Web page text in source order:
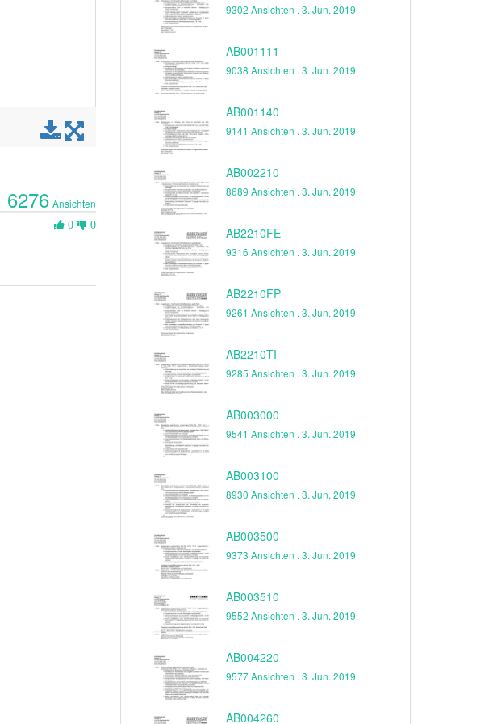
6276 Ansichten
0 0
9302 Ansichten . 3. Jun. 2019
AB001111
9038 Ansichten . 3. Jun. 2019
AB001140
9141 Ansichten . 3. Jun. 2019
AB002210
8689 Ansichten . 3. Jun. 2019
AB2210FE
9316 Ansichten . 3. Jun. 2019
AB2210FP
9261 Ansichten . 3. Jun. 2019
AB2210TI
9285 Ansichten . 3. Jun. 2019
AB003000
9541 Ansichten . 3. Jun. 2019
AB003100
8930 Ansichten . 3. Jun. 2019
AB003500
9373 Ansichten . 3. Jun. 2019
AB003510
9552 Ansichten . 3. Jun. 2019
AB004220
9577 Ansichten . 3. Jun. 2019
AB004260